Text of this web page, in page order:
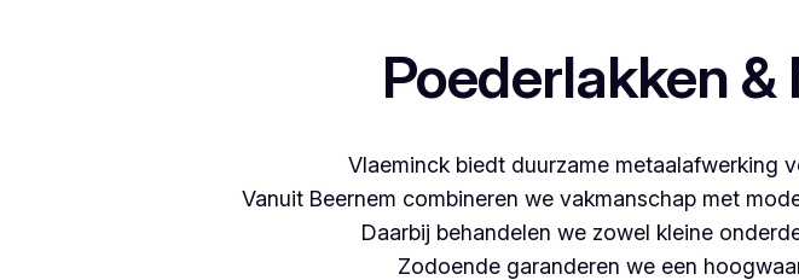
Poederlakken
Vlaeminck biedt duurzame metaalafwerking
Vanuit Beernem combineren we vakmanschap met
Daarbij behandelen we zowel kleine
Zodoende garanderen we een